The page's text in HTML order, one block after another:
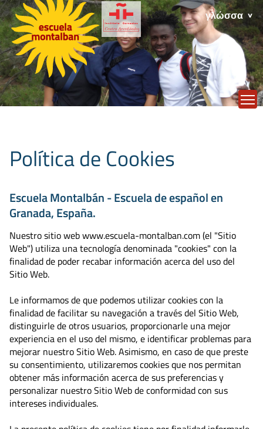
γλώσσα
Política de Cookies
Escuela Montalbán - Escuela de español en
Granada, España.
Nuestro sitio web www.escuela-montalban.com (el "Sitio
Web") utiliza una tecnología denominada "cookies" con la
finalidad de poder recabar información acerca del uso del
Sitio Web.
Le informamos de que podemos utilizar cookies con la
finalidad de facilitar su navegación a través del Sitio Web,
distinguirle de otros usuarios, proporcionarle una mejor
experiencia en el uso del mismo, e identificar problemas para
mejorar nuestro Sitio Web. Asimismo, en caso de que preste
su consentimiento, utilizaremos cookies que nos permitan
obtener más información acerca de sus preferencias y
personalizar nuestro Sitio Web de conformidad con sus
intereses individuales.